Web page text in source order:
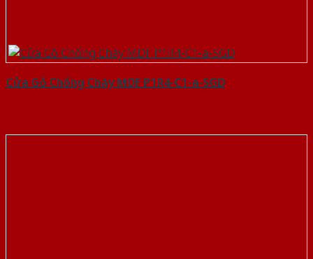
Cửa Gỗ Chống Cháy MDF P1R4-C1-a-SGD